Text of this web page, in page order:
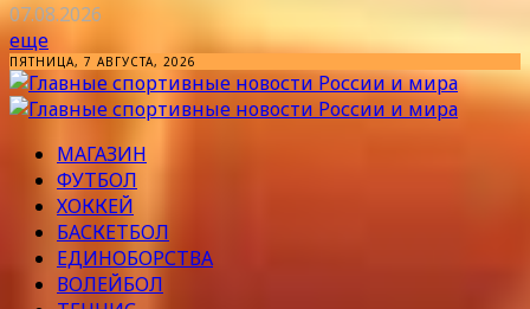
07.08.2026
еще
ПЯТНИЦА, 7 АВГУСТА, 2026
МАГАЗИН
ФУТБОЛ
ХОККЕЙ
БАСКЕТБОЛ
ЕДИНОБОРСТВА
ВОЛЕЙБОЛ